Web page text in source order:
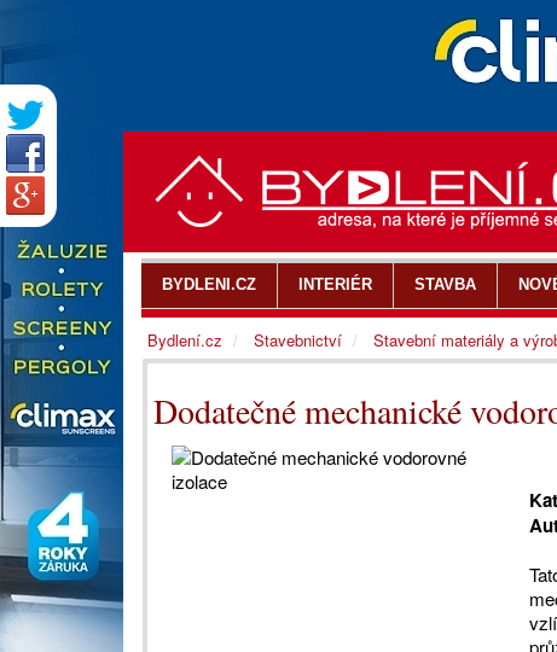
Dodatečné mechanické
BYDLENI.CZ INTERIÉR STAVBA
Bydlení.cz Stavebnictví Stavební materiály a